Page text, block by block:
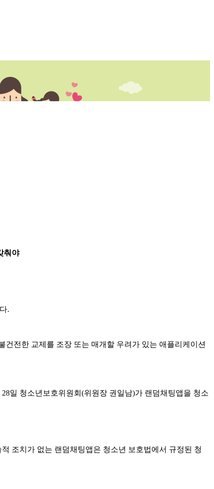
춰야
.
건전한 교제를 조장 또는 매개할 우려가 있는 애플리케이션
일 청소년보호위원회(위원장 권일남)가 랜덤채팅앱을 청소
조치가 없는 랜덤채팅앱은 청소년 보호법에서 규정된 청